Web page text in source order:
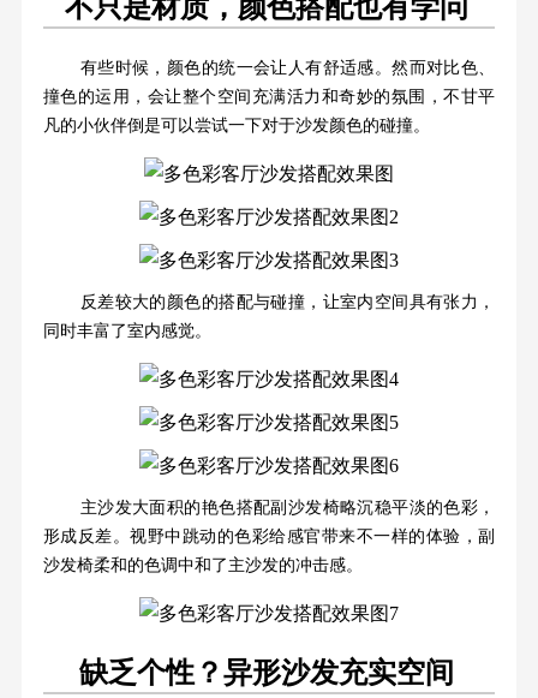
不只是材质，颜色搭配也有学问
有些时候，颜色的统一会让人有舒适感。然而对比色、
撞色的运用，会让整个空间充满活力和奇妙的氛围，不甘平
凡的小伙伴倒是可以尝试一下对于沙发颜色的碰撞。
反差较大的颜色的搭配与碰撞，让室内空间具有张力，
同时丰富了室内感觉。
主沙发大面积的艳色搭配副沙发椅略沉稳平淡的色彩，
形成反差。视野中跳动的色彩给感官带来不一样的体验，副
沙发椅柔和的色调中和了主沙发的冲击感。
缺乏个性？异形沙发充实空间